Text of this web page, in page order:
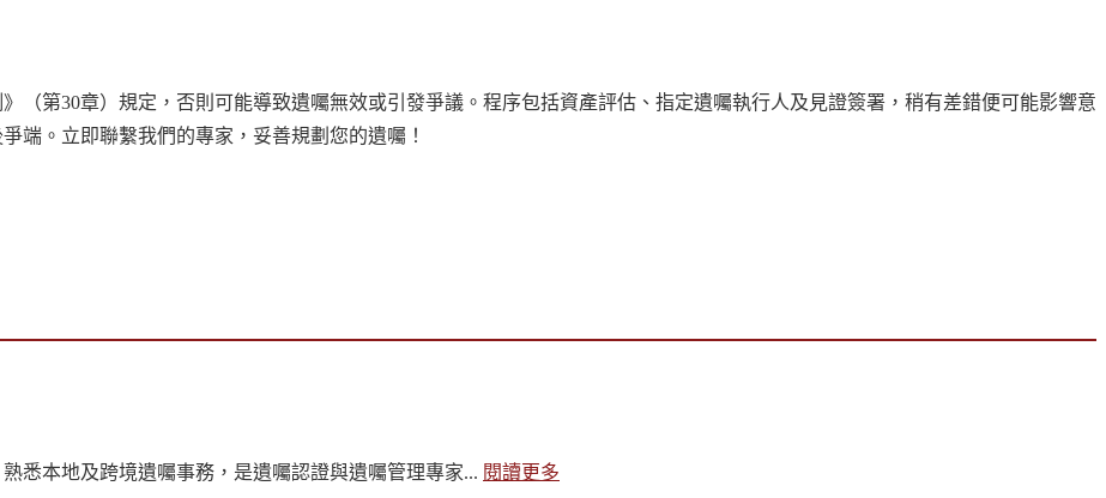
（第30章）規定，否則可能導致遺囑無效或引發爭議。程序包括資產評估、指定遺囑執行人及見證簽署，稍有差錯便可能影響意
端。立即聯繫我們的專家，妥善規劃您的遺囑！
悉本地及跨境遺囑事務，是遺囑認證與遺囑管理專家... 閱讀更多